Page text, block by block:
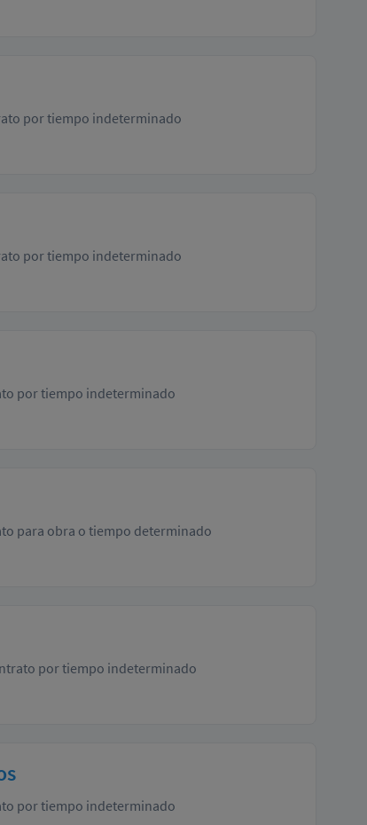
por tiempo indeterminado
por tiempo indeterminado
por tiempo indeterminado
para obra o tiempo determinado
por tiempo indeterminado
por tiempo indeterminado